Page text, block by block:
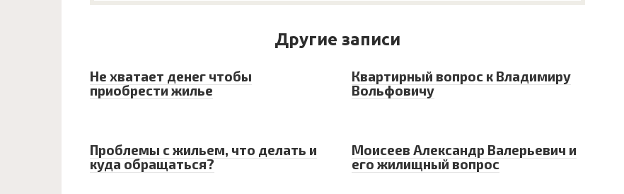
Другие записи
Не хватает денег чтобы
приобрести жилье
Квартирный вопрос к Владимиру
Вольфовичу
Проблемы с жильем, что делать и
куда обращаться?
Моисеев Александр Валерьевич и
его жилищный вопрос